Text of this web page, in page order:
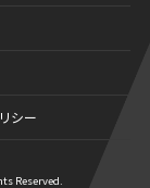
シー
Reserved.